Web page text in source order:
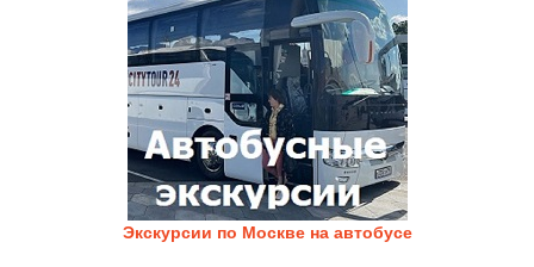
Экскурсии по Москве на автобусе